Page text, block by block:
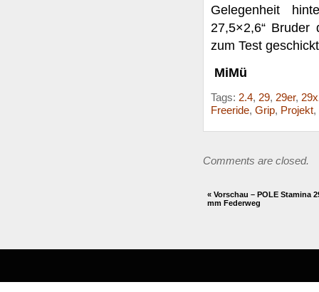
Gelegenheit
27,5×2,6“
zum Test
MiMü
Tags: 2.4, 29, 29er,
Freeride, Grip, Projekt,
Comments are closed.
« Vorschau – POLE Stamina
mm Federweg